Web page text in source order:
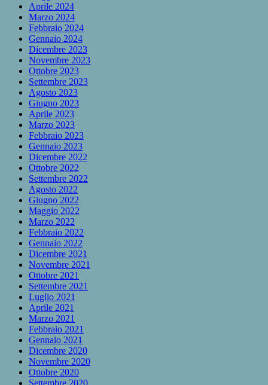
Aprile 2024
Marzo 2024
Febbraio 2024
Gennaio 2024
Dicembre 2023
Novembre 2023
Ottobre 2023
Settembre 2023
Agosto 2023
Giugno 2023
Aprile 2023
Marzo 2023
Febbraio 2023
Gennaio 2023
Dicembre 2022
Ottobre 2022
Settembre 2022
Agosto 2022
Giugno 2022
Maggio 2022
Marzo 2022
Febbraio 2022
Gennaio 2022
Dicembre 2021
Novembre 2021
Ottobre 2021
Settembre 2021
Luglio 2021
Aprile 2021
Marzo 2021
Febbraio 2021
Gennaio 2021
Dicembre 2020
Novembre 2020
Ottobre 2020
Settembre 2020